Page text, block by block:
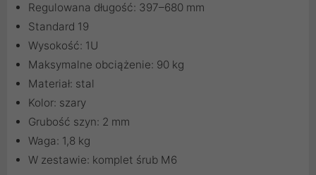
Regulowana długość: 397–680 mm
Standard 19
Wysokość: 1U
Maksymalne obciążenie: 90 kg
Materiał: stal
Kolor: szary
Grubość szyn: 2 mm
Waga: 1,8 kg
W zestawie: komplet śrub M6